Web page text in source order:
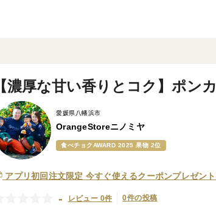
【濃厚な甘い香りとコク】ポン
愛媛県八幡浜市
OrangeStoreニノミヤ
食べチョクAWARD 2025 果物 2位
アプリ初回注文限定 今すぐ使えるクーポンプレゼン
- レビュー 0件 0件の投稿